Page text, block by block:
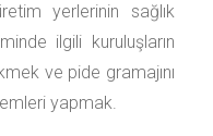
yerlerinin sağlık
ilgili kuruluşların
ve pide gramajını
yapmak.